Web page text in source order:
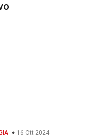
16 Ott 2024